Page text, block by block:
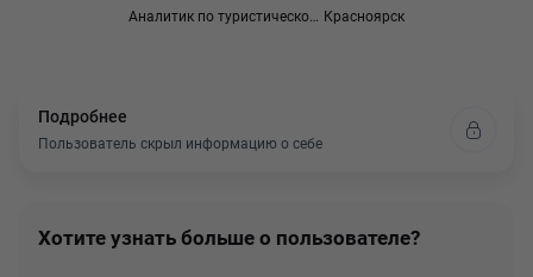
Аналитик по туристическому рынку и трендам Красноярск
Подробнее
Пользователь скрыл информацию о себе
Хотите узнать больше о пользователе?